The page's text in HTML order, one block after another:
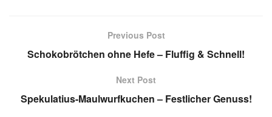
Previous Post
Schokobrötchen ohne Hefe – Fluffig & Schnell!
Next Post
Spekulatius-Maulwurfkuchen – Festlicher Genuss!